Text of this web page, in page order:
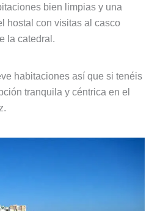
bien limpias y una
hostal con visitas al casco
la catedral.
habitaciones así que si tenéis
tranquila y céntrica en el